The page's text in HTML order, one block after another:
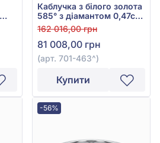
Каблучка з білого золота
585° з діамантом 0,47ct,
арт. 701-463
162 016,00 грн
81 008,00 грн
(арт. 701-463^)
Купити
-56%